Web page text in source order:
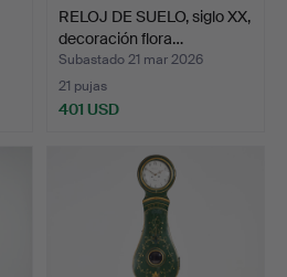
RELOJ DE SUELO, siglo XX,
decoración flora…
Subastado 21 mar 2026
21 pujas
401 USD